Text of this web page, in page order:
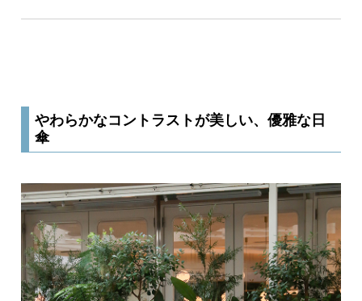
やわらかなコントラストが美しい、優雅な日
傘